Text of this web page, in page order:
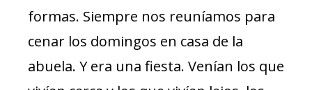
formas. Siempre nos reuníamos para
cenar los domingos en casa de la
abuela. Y era una fiesta. Venían los que